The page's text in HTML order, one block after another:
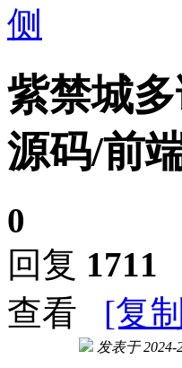
紫禁城
源码/前
0
回复 1711
查看
[复
发表于 2024-